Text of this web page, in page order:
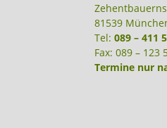
81539
Tel:089 – 411
Fax: 089 – 123
Termine nur